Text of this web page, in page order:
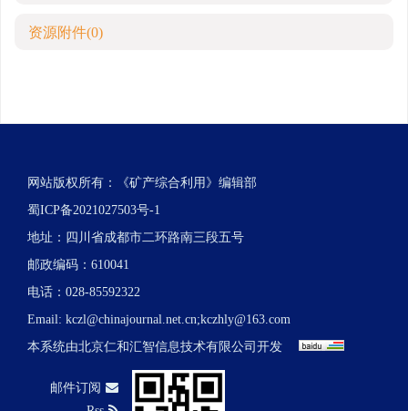
资源附件(0)
网站版权所有：《矿产综合利用》编辑部
蜀ICP备2021027503号-1
地址：四川省成都市二环路南三段五号
邮政编码：610041
电话：028-85592322
Email: kczl@chinajournal.net.cn;kczhly@163.com
本系统由北京仁和汇智信息技术有限公司 开发
邮件订阅